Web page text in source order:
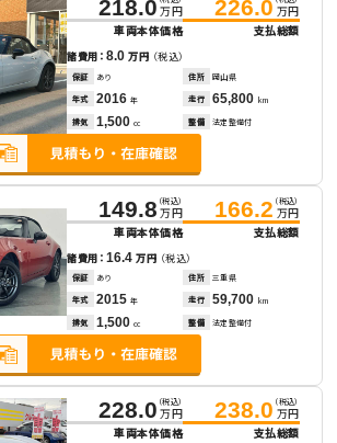
218.0 万円
車両本体価格
226.0 万円
支払総額
諸費用：8.0万円 （税込）
保証 あり 住所 岡山県
年式 2016 年 走行 65,800 km
排気 1,500 cc 整備 法定整備付
149.8 （税込）
万円
車両本体価格
166.2 （税込）
万円
支払総額
諸費用：16.4万円 （税込）
保証 あり 住所 三重県
年式 2015 年 走行 59,700 km
排気 1,500 cc 整備 法定整備付
228.0 （税込）
万円
車両本体価格
238.0 （税込）
万円
支払総額